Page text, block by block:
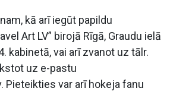
kā arī iegūt papildu
Art LV” birojā Rīgā, Graudu ielā
kabinetā, vai arī zvanot uz tālr.
uz e-pastu
. Pieteikties var arī hokeja fanu